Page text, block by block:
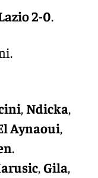
2-0.
, Ndicka,
Aynaoui,
.
,Gila,